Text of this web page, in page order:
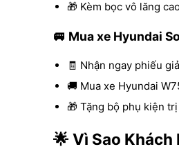
🎁 Kèm bọc vô lăng
🚐 Mua xe Hyundai
🧾 Nhận ngay phiếu
🚚 Mua xe Hyundai
🎁 Tặng bộ phụ kiện
🌟 Vì Sao